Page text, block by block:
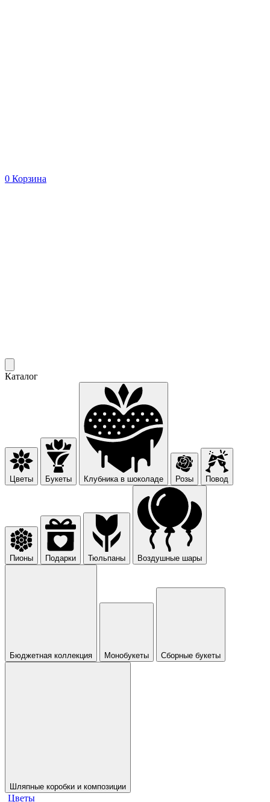
0 Корзина
Каталог
Цветы Букеты Клубника в шоколаде Розы Повод
Пионы Подарки Тюльпаны Воздушные шары
Бюджетная коллекция Монобукеты Сборные букеты
Шляпные коробки и композиции
Цветы